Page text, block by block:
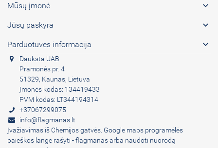
Mūsų įmonė 
Jūsų paskyra 
Parduotuvės informacija 
Dauksta UAB
Pramonės pr. 4
51329, Kaunas, Lietuva
Įmonės kodas: 134419433
PVM kodas: LT344194314
+37067299075
info@flagmanas.lt
Įvažiavimas iš Chemijos gatvės. Google maps programėlės
paieškos lange rašyti - flagmanas arba naudoti nuorodą